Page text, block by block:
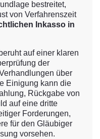
bestreitet,
von Verfahrenszeit
Inkasso in
auf einer klaren
der
über
Einigung kann die
Rückgabe von
auf eine dritte
Forderungen,
für den Gläubiger
vorsehen.